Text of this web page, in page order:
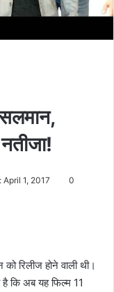
1, 2017 0
रिलीज होने वाली थी।
कि अब यह फिल्म 11